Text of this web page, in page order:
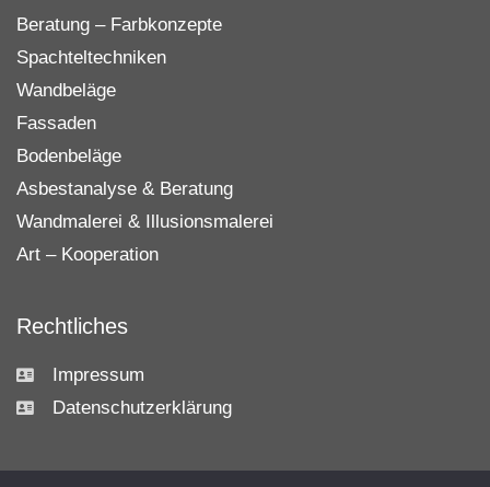
Beratung – Farbkonzepte
Spachteltechniken
Wandbeläge
Fassaden
Bodenbeläge
Asbestanalyse & Beratung
Wandmalerei & Illusionsmalerei
Art – Kooperation
Rechtliches
Impressum
Datenschutzerklärung